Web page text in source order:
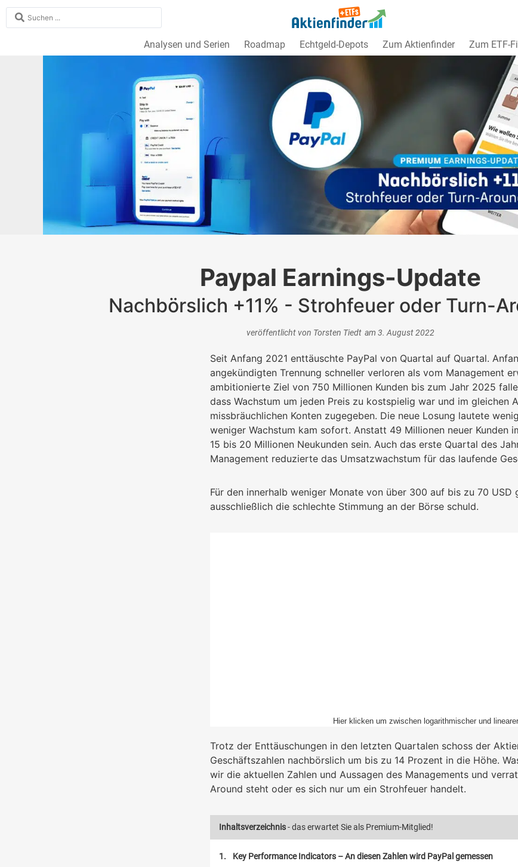
Analysen und Serien Roadmap Echtgeld-Depots Zum Aktienfinder Zum ETF-
Paypal Earnings-Update
Nachbörslich +11% - Strohfeuer oder Turn-
veröffentlicht von Torsten Tiedt am 3. August 2022
Seit Anfang 2021 enttäuschte PayPal von Quartal auf Quartal.
angekündigten Trennung schneller verloren als vom Management
ambitionierte Ziel von 750 Millionen Kunden bis zum Jahr 2025
dass Wachstum um jeden Preis zu kostspielig war und im gleichen
missbräuchlichen Konten zugegeben. Die neue Losung lautete
weniger Wachstum kam sofort. Anstatt 49 Millionen neuer Kunden
15 bis 20 Millionen Neukunden sein. Auch das erste Quartal des
Management reduzierte das Umsatzwachstum für das laufende
Für den innerhalb weniger Monate von über 300 auf bis zu 70
ausschließlich die schlechte Stimmung an der Börse schuld.
Hier klicken um zwischen logarithmischer und
Trotz der Enttäuschungen in den letzten Quartalen schoss der
Geschäftszahlen nachbörslich um bis zu 14 Prozent in die Höhe.
wir die aktuellen Zahlen und Aussagen des Managements und
Around steht oder es sich nur um ein Strohfeuer handelt.
Inhaltsverzeichnis- das erwartet Sie als Premium-Mitglied!
Key Performance Indicators – An diesen Zahlen wird PayPal gemessen